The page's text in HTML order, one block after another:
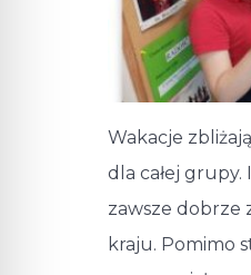
Wakacje
dla całej
zawsze dobrze
kraju. Pomimo